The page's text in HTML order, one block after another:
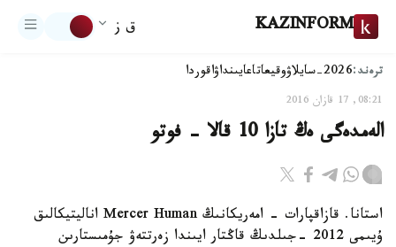
KAZINFORM ق ز
ترەند:2026-سايلاۋ وقيعاتاعايىنداۋاقوردا
08:21, 17 قازان 2016
الەمدەگى ەڭ تازا 10 قالا - فوتو
استانا. قازاقپارات - امەريكانىڭ Mercer Human اناليتيكالىق
ۇيىمى 2012 -جىلدىڭ قاڭتار ايىندا زەرتتەۋ جۇمىستارىن